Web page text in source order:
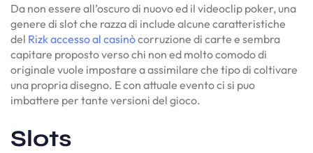
Da non essere all’oscuro di nuovo ed il videoclip poker, una
genere di slot che razza di include alcune caratteristiche
del Rizk accesso al casinòcorruzione di carte e sembra
capitare proposto verso chi non ed molto comodo di
originale vuole impostare a assimilare che tipo di coltivare
una propria disegno. E con attuale evento ci si puo
imbattere per tante versioni del gioco.
Slots